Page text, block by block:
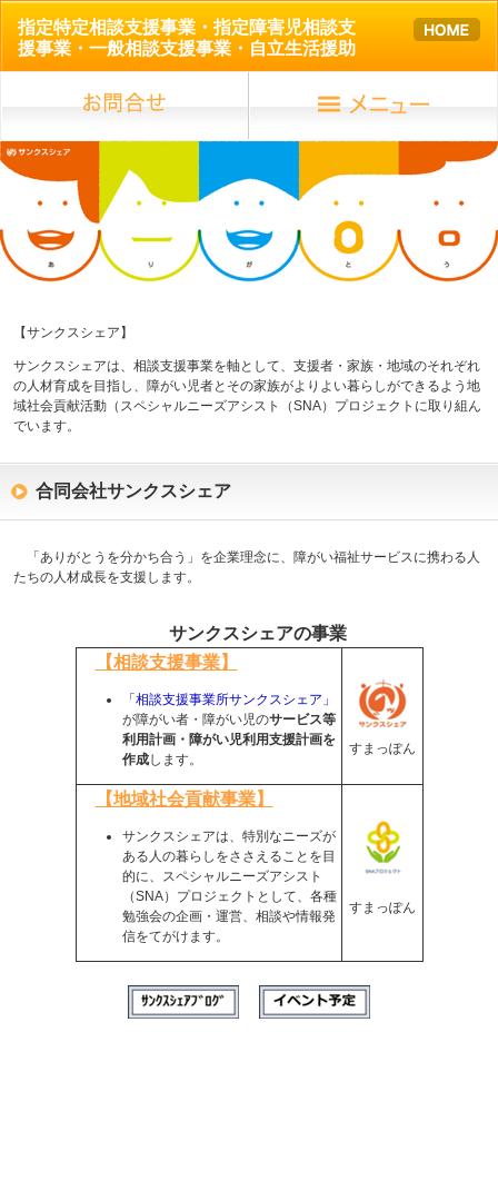
指定特定相談支援事業・指定障害児相談支
援事業・一般相談支援事業・自立生活援助
【サンクスシェア】
サンクスシェアは、相談支援事業を軸として、支援者・家族・地域のそれぞれ
の人材育成を目指し、障がい児者とその家族がよりよい暮らしができるよう地
域社会貢献活動（スペシャルニーズアシスト（SNA）プロジェクトに取り組ん
でいます。
合同会社サンクスシェア
「ありがとうを分かち合う」を企業理念に、障がい福祉サービスに携わる人
たちの人材成長を支援します。
サンクスシェアの事業
【相談支援事業】
「相談支援事業所サンクスシェア」
が障がい者・障がい児のサービス等
利用計画・障がい児利用支援計画を
作成します。
すまっぽん
【地域社会貢献事業】
サンクスシェアは、特別なニーズが
ある人の暮らしをささえることを目
的に、スペシャルニーズアシスト
（SNA）プロジェクトとして、各種
勉強会の企画・運営、相談や情報発
信をてがけます。
すまっぽん